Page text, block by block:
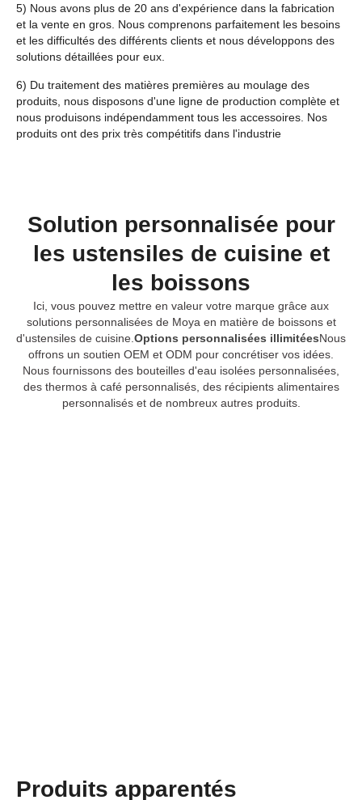
5) Nous avons plus de 20 ans d'expérience dans la fabrication
et la vente en gros. Nous comprenons parfaitement les besoins
et les difficultés des différents clients et nous développons des
solutions détaillées pour eux.
6) Du traitement des matières premières au moulage des
produits, nous disposons d'une ligne de production complète et
nous produisons indépendamment tous les accessoires. Nos
produits ont des prix très compétitifs dans l'industrie
Solution personnalisée pour
les ustensiles de cuisine et
les boissons
Ici, vous pouvez mettre en valeur votre marque grâce aux
solutions personnalisées de Moya en matière de boissons et
d'ustensiles de cuisine.Options personnalisées illimitéesNous
offrons un soutien OEM et ODM pour concrétiser vos idées.
Nous fournissons des bouteilles d'eau isolées personnalisées,
des thermos à café personnalisés, des récipients alimentaires
personnalisés et de nombreux autres produits.
Produits apparentés